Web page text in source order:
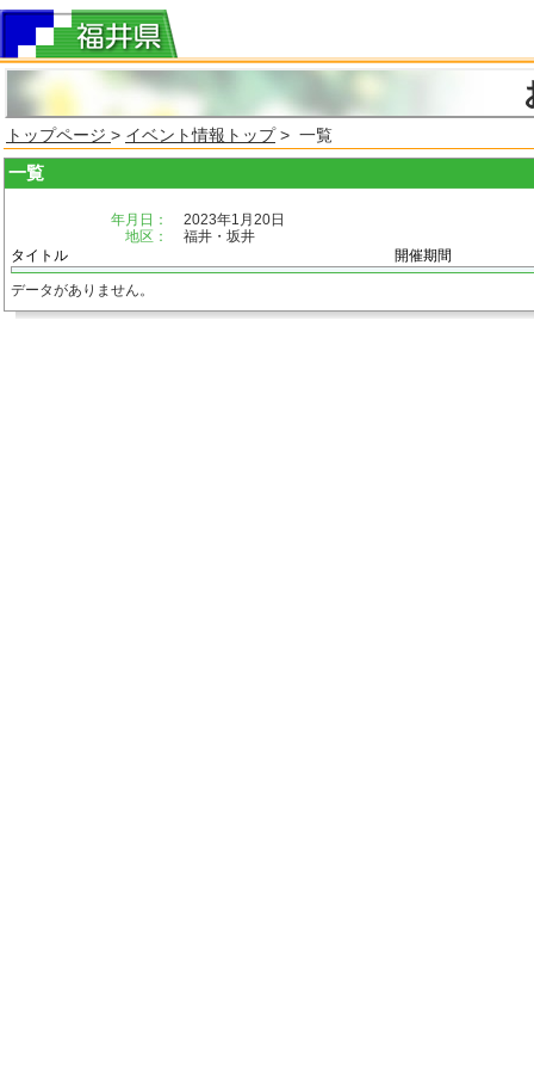
トップページ > イベント情報トップ> 一覧
一覧
年月日：
2023年1月20日
地区：
福井・坂井
タイトル
開催期間
データがありません。